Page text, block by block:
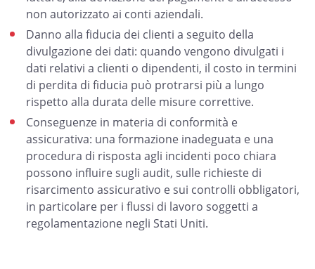
non autorizzato ai conti aziendali.
Danno alla fiducia dei clienti a seguito della
divulgazione dei dati: quando vengono divulgati i
dati relativi a clienti o dipendenti, il costo in termini
di perdita di fiducia può protrarsi più a lungo
rispetto alla durata delle misure correttive.
Conseguenze in materia di conformità e
assicurativa: una formazione inadeguata e una
procedura di risposta agli incidenti poco chiara
possono influire sugli audit, sulle richieste di
risarcimento assicurativo e sui controlli obbligatori,
in particolare per i flussi di lavoro soggetti a
regolamentazione negli Stati Uniti.